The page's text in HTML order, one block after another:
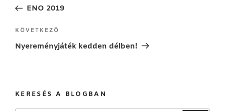
bejegyzés
ENO 2019
Következő
bejegyzés
KÖVETKEZŐ
Nyereményjáték kedden délben!
KERESÉS A BLOGBAN